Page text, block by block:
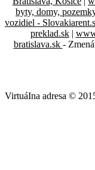
byty, domy,
vozidiel -
preklad.sk|
bratislava.sk -
VirtuáIna adresa ©